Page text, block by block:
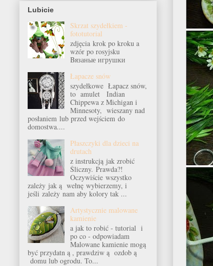
Lubicie
Skrzat szydełkiem -
fototutorial
zdjęcia krok po kroku a
wzór po rosyjsku
Bязаные игрушки
Łapacze snów
szydełkowe Łapacz snów,
to amulet Indian
Chippewa z Michigan i
Minnesoty, wieszany nad
posłaniem lub przed wejściem do
domostwa....
Płaszczyki dla dzieci na
drutach
z instrukcją jak zrobić
Śliczny. Prawda?!
Oczywiście wszystko
zależy jak ą wełnę wybierzemy, i
jeśli zależy nam aby kolory tak ...
Artystycznie malowane
kamienie
a jak to robić - tutorial i
po co - odpowiadam
Malowane kamienie mogą
być przydatn ą , prawdziw ą ozdob ą
domu lub ogrodu. To...